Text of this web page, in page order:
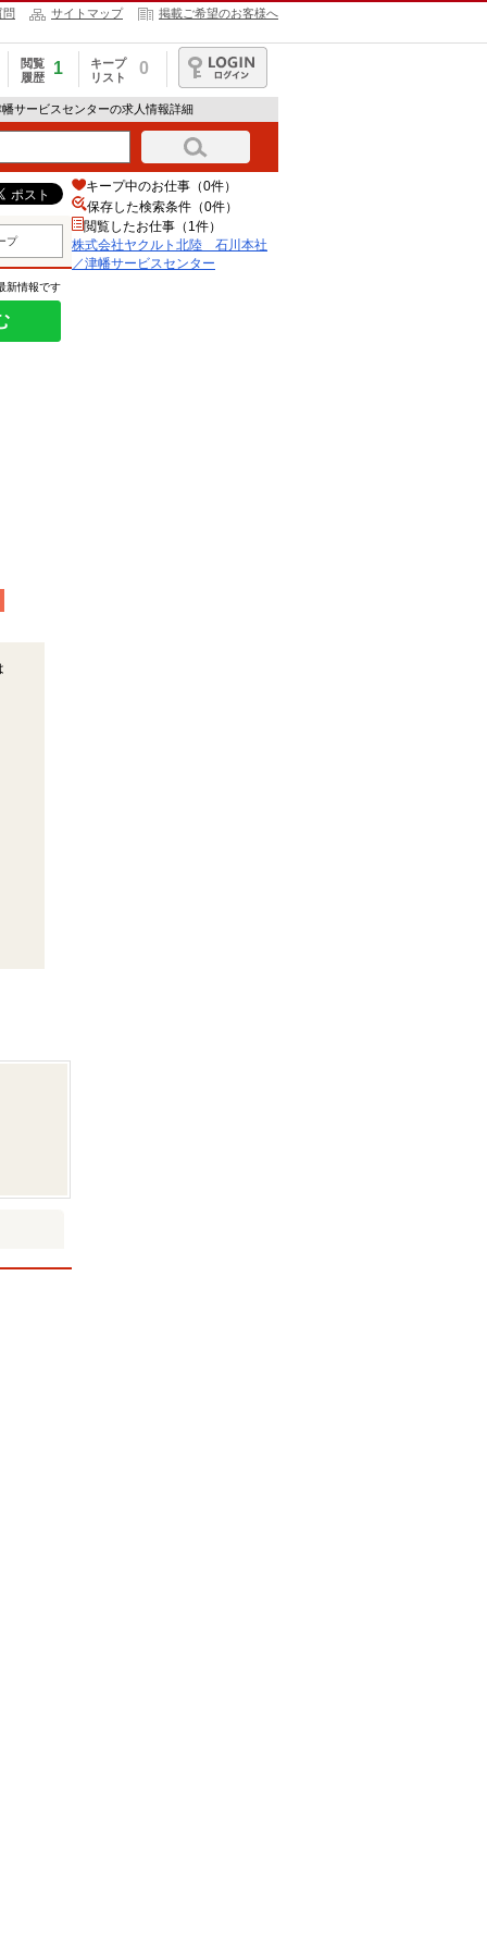
問 サイトマップ 掲載ご希望のお客様へ
閲覧
履歴
1
キープ
リスト
0
ログイン
サービスセンターの求人情報詳細
プ
新情報です
キープ中のお仕事（0件）
保存した検索条件（0件）
閲覧したお仕事（1件）
株式会社ヤクルト北陸 石川本社
／津幡サービスセンター